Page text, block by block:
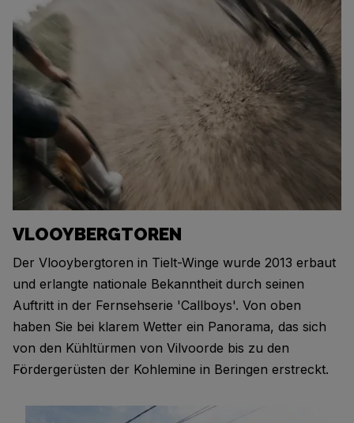
VLOOYBERGTOREN
Der Vlooybergtoren in Tielt-Winge wurde 2013 erbaut
und erlangte nationale Bekanntheit durch seinen
Auftritt in der Fernsehserie 'Callboys'. Von oben
haben Sie bei klarem Wetter ein Panorama, das sich
von den Kühltürmen von Vilvoorde bis zu den
Fördergerüsten der Kohlemine in Beringen erstreckt.